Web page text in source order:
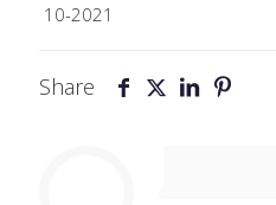
10-2021
Share